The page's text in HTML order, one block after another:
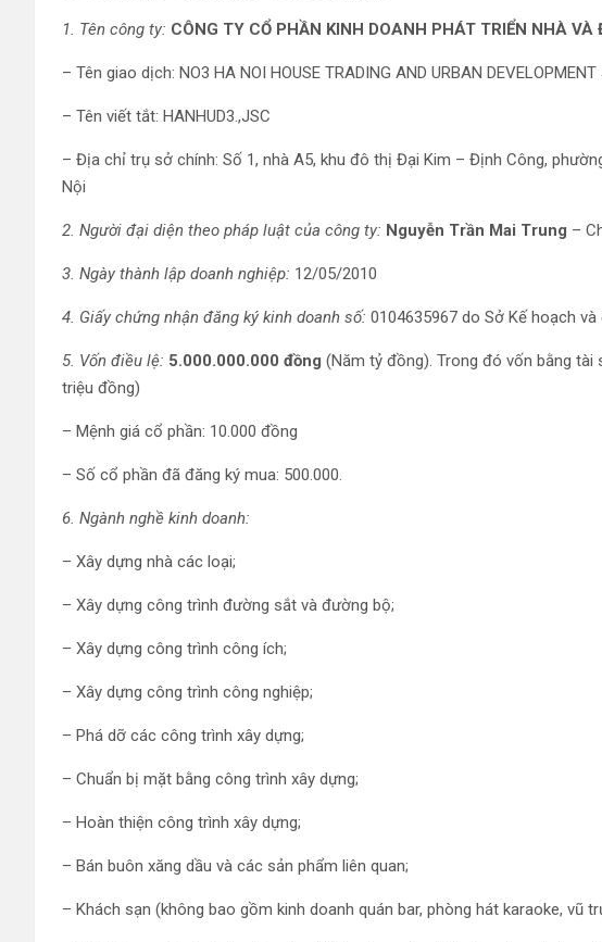
1. Tên công ty: CÔNG TY CỔ PHẦN KINH DOANH PHÁT TRIỂN NHÀ VÀ
– Tên giao dịch: NO3 HA NOI HOUSE TRADING AND URBAN
– Tên viết tắt: HANHUD3.,JSC
– Địa chỉ trụ sở chính: Số 1, nhà A5, khu đô thị Đại Kim – Định Công,
Nội
2. Người đại diện theo pháp luật của công ty: Nguyễn Trần Mai Trung –
3. Ngày thành lập doanh nghiệp: 12/05/2010
4. Giấy chứng nhận đăng ký kinh doanh số: 0104635967 do Sở Kế hoạch
5. Vốn điều lệ: 5.000.000.000 đồng (Năm tỷ đồng). Trong đó vốn bằng tài
triệu đồng)
– Mệnh giá cổ phần: 10.000 đồng
– Số cổ phần đã đăng ký mua: 500.000.
6. Ngành nghề kinh doanh:
– Xây dựng nhà các loại;
– Xây dựng công trình đường sắt và đường bộ;
– Xây dựng công trình công ích;
– Xây dựng công trình công nghiệp;
– Phá dỡ các công trình xây dựng;
– Chuẩn bị mặt bằng công trình xây dựng;
– Hoàn thiện công trình xây dựng;
– Bán buôn xăng dầu và các sản phẩm liên quan;
– Khách sạn (không bao gồm kinh doanh quán bar, phòng hát karaoke, vũ